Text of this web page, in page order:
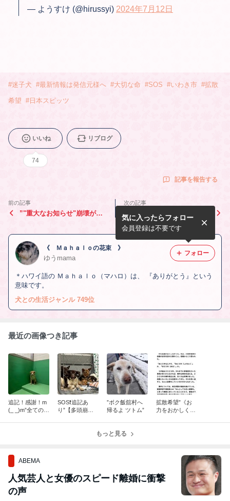
— ようすけ (@hirussyi) 2024年7月12日
#迷子犬 #最新情報は発信元様へ #大切な命 #SOS #いわき市 #拡散
希望 # 日本スピッツ
いいね
74
リブログ
記事を報告する
前の記事
”"重大なお知らせ"崩壊が始
次の記事
”熊本被災地へフード支援”
《 Ｍａｈａｌｏの花束 》
ゆうmama
＊ハワイ語の Ｍａｈａｌｏ（マハロ）は、 『ありがとう』という
意味です。
気に入ったらフォロー
会員登録は不要です
フォロー
犬との生活ジャンル 749位
最近の画像つき記事
追記！感謝！m
(_ _)m”全ての命
SOS❗追記あ
り”【多頭崩壊
”ボク飯舘村へ
帰るよ ツトム”
拡散希望”《お
力をおかしくだ
もっと見る
ABEMA
人気芸人と女優のスピード離婚に衝撃
の声